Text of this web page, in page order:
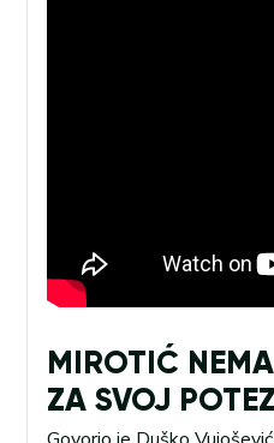
MIROTIĆ
ZA SVOJ POTEZ